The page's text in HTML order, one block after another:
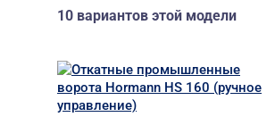
10 вариантов этой модели